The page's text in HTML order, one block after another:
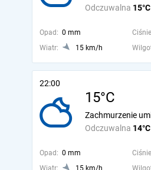
Odczuwalna 15°C
Opad: 0 mm
Wiatr:
15 km/h
22:00
15°C
Odczuwalna 14°C
Zachmurzenie
Opad: 0 mm
Wiatr:
15 km/h